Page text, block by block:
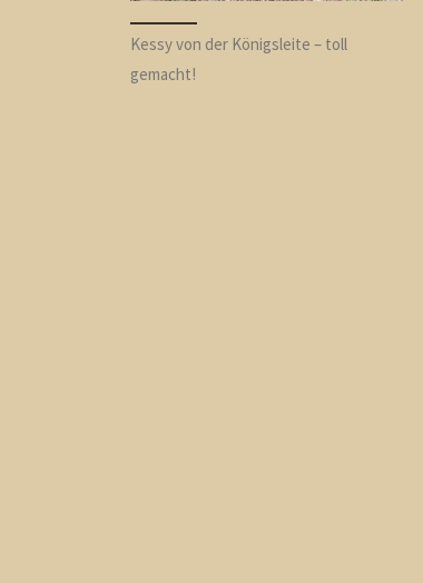
Kessy von der Königsleite – toll
gemacht!